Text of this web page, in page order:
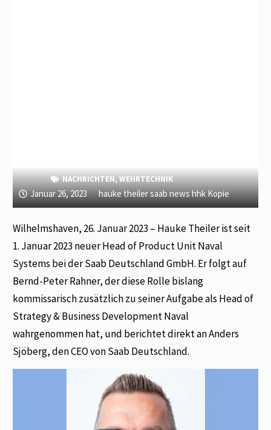
NACHRICHTEN,WEHRTECHNIK
Januar 26, 2023 hauke theiler saab news hhk Kopie
Wilhelmshaven, 26. Januar 2023 – Hauke Theiler ist seit
1. Januar 2023 neuer Head of Product Unit Naval
Systems bei der Saab Deutschland GmbH. Er folgt auf
Bernd-Peter Rahner, der diese Rolle bislang
kommissarisch zusätzlich zu seiner Aufgabe als Head of
Strategy & Business Development Naval
wahrgenommen hat, und berichtet direkt an Anders
Sjöberg, den CEO von Saab Deutschland.